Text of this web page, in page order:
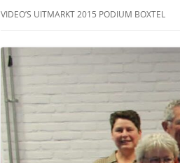
VIDEO’S
NOVEMBER
VIDEO’S UITMARKT 2015 PODIUM BOXTEL